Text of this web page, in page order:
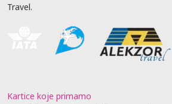
Travel.
Kartice koje primamo